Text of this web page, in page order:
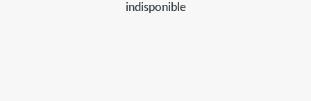
indisponible